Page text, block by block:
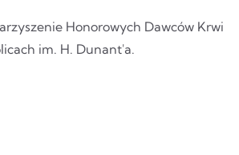
Honorowych Dawców Krwi
im. H. Dunant'a.